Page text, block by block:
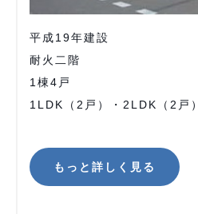
平成19年建設
耐火二階
1棟4戸
1LDK（2戸）・2LDK（2戸）
もっと詳しく見る